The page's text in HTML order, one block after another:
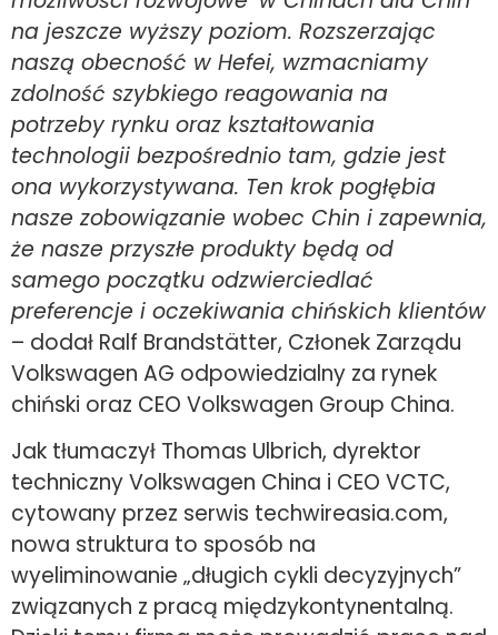
na jeszcze wyższy poziom. Rozszerzając
naszą obecność w Hefei, wzmacniamy
zdolność szybkiego reagowania na
potrzeby rynku oraz kształtowania
technologii bezpośrednio tam, gdzie jest
ona wykorzystywana. Ten krok pogłębia
nasze zobowiązanie wobec Chin i zapewnia,
że nasze przyszłe produkty będą od
samego początku odzwierciedlać
preferencje i oczekiwania chińskich klientów
– dodał Ralf Brandstätter, Członek Zarządu
Volkswagen AG odpowiedzialny za rynek
chiński oraz CEO Volkswagen Group China.
Jak tłumaczył Thomas Ulbrich, dyrektor
techniczny Volkswagen China i CEO VCTC,
cytowany przez serwis techwireasia.com,
nowa struktura to sposób na
wyeliminowanie „długich cykli decyzyjnych”
związanych z pracą międzykontynentalną.